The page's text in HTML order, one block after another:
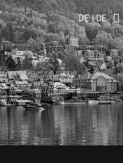
DE|DE
DIGITALEN
MIT E